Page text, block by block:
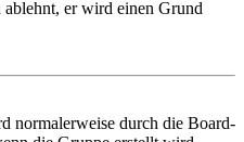
er wird einen Grund
normalerweise durch die Board-